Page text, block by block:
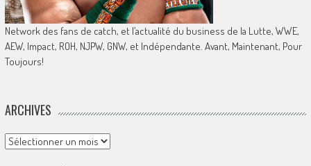
Network des fans de catch, et l’actualité du business de la Lutte, WWE,
AEW, Impact, ROH, NJPW, GNW, et Indépendante. Avant, Maintenant, Pour
Toujours!
ARCHIVES
Archives